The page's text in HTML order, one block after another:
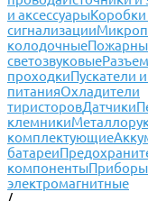
и аксессуары
сигнализации
колодочные
светозвуковые
проходкиПускатели
питанияОхладители
тиристоровДатчики
клемники
комплектующие
батареи
компоненты
электромагнитные